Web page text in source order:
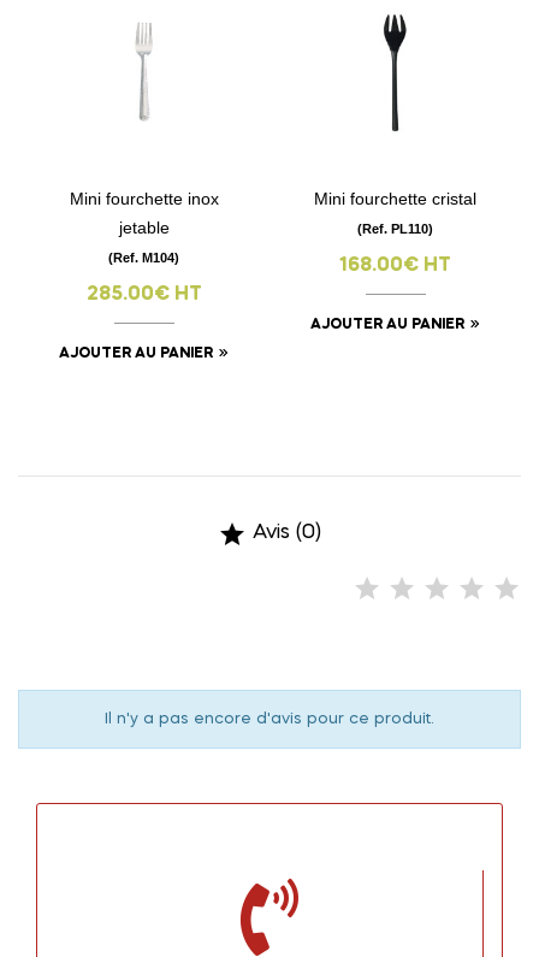
Mini fourchette inox
jetable
(Ref. M104)
285.00€ HT
AJOUTER AU PANIER
Mini fourchette cristal
(Ref. PL110)
168.00€ HT
AJOUTER AU PANIER
 Avis (0)
Il n'y a pas encore d'avis pour ce produit.